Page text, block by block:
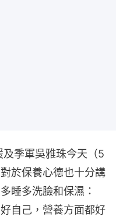
及季軍吳雅珠今天（5
於保養心德也十分講
睡多洗臉和保濕：
自己，營養方面都好